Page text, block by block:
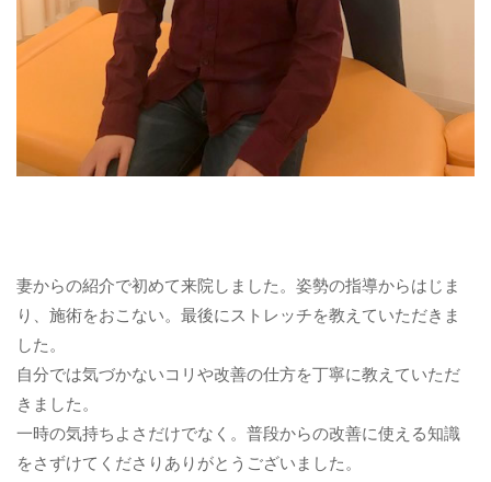
妻からの紹介で初めて来院しました。姿勢の指導からはじま
り、施術をおこない。最後にストレッチを教えていただきま
した。
自分では気づかないコリや改善の仕方を丁寧に教えていただ
きました。
一時の気持ちよさだけでなく。普段からの改善に使える知識
をさずけてくださりありがとうございました。